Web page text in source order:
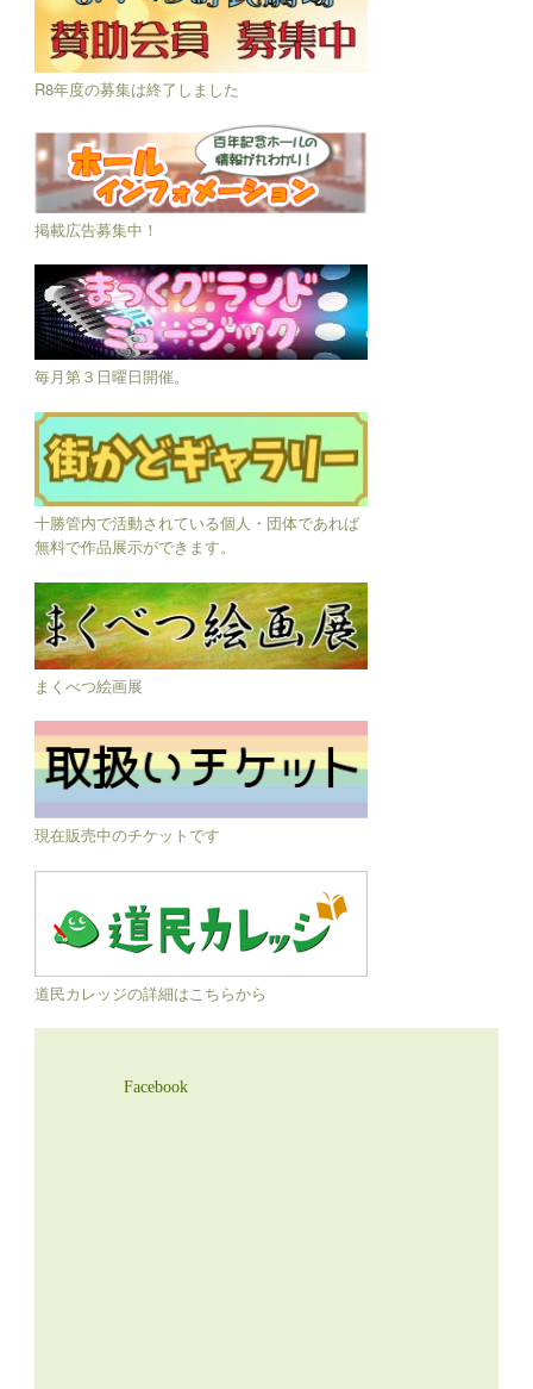
R8年度の募集は終了しました
掲載広告募集中！
毎月第３日曜日開催。
十勝管内で活動されている個人・団体であれば
無料で作品展示ができます。
まくべつ絵画展
現在販売中のチケットです
道民カレッジの詳細はこちらから
Facebook